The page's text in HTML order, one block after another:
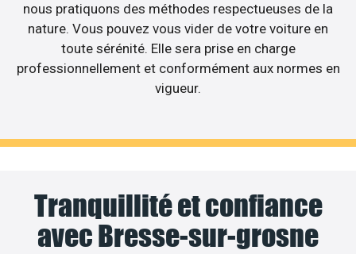
nous pratiquons des méthodes respectueuses de la
nature. Vous pouvez vous vider de votre voiture en
toute sérénité. Elle sera prise en charge
professionnellement et conformément aux normes en
vigueur.
Tranquillité et confiance
avec Bresse-sur-grosne